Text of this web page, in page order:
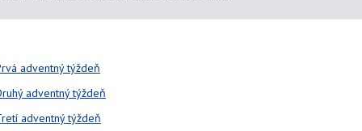
adventný týždeň
adventný týždeň
adventný týždeň